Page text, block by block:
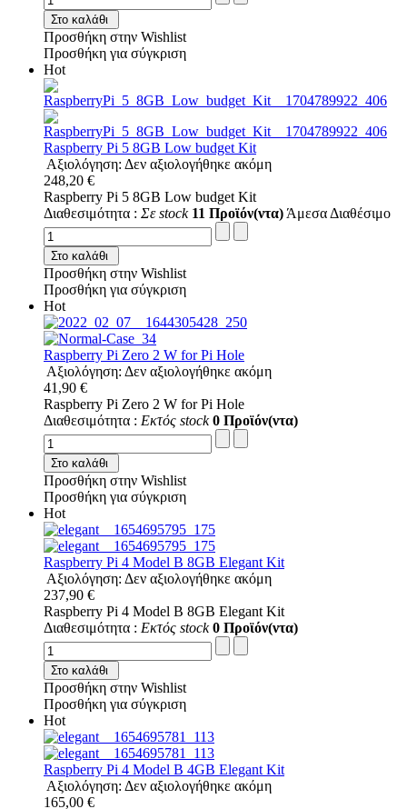
Στο καλάθι
Προσθήκη στην Wishlist
Προσθήκη για σύγκριση
Hot
Raspberry Pi 5 8GB Low budget Kit
Αξιολόγηση: Δεν αξιολογήθηκε ακόμη
248,20 €
Raspberry Pi 5 8GB Low budget Kit
Διαθεσιμότητα : Σε stock 11 Προϊόν(ντα) Άμεσα Διαθέσιμο
Στο καλάθι
Προσθήκη στην Wishlist
Προσθήκη για σύγκριση
Hot
Raspberry Pi Zero 2 W for Pi Hole
Αξιολόγηση: Δεν αξιολογήθηκε ακόμη
41,90 €
Raspberry Pi Zero 2 W for Pi Hole
Διαθεσιμότητα : Εκτός stock 0 Προϊόν(ντα)
Στο καλάθι
Προσθήκη στην Wishlist
Προσθήκη για σύγκριση
Hot
Raspberry Pi 4 Model B 8GB Elegant Kit
Αξιολόγηση: Δεν αξιολογήθηκε ακόμη
237,90 €
Raspberry Pi 4 Model B 8GB Elegant Kit
Διαθεσιμότητα : Εκτός stock 0 Προϊόν(ντα)
Στο καλάθι
Προσθήκη στην Wishlist
Προσθήκη για σύγκριση
Hot
Raspberry Pi 4 Model B 4GB Elegant Kit
Αξιολόγηση: Δεν αξιολογήθηκε ακόμη
165,00 €